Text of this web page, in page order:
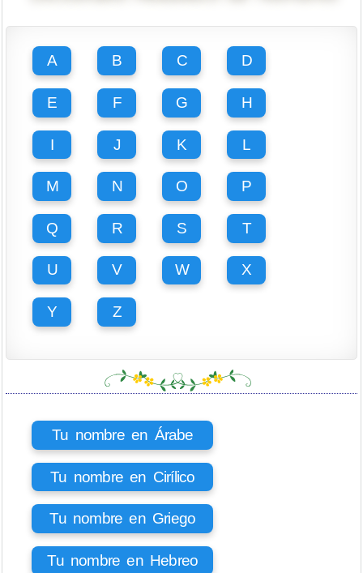
A B C D
E F G H
I J K L
M N O P
Q R S T
U V W X
Y Z
Tu nombre en Árabe
Tu nombre en Cirílico
Tu nombre en Griego
Tu nombre en Hebreo